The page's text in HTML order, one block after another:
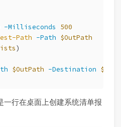
-Milliseconds
500
Path -Path $OutPath
)
$OutPath -Destination $Path
一行在桌面上创建系统清单报